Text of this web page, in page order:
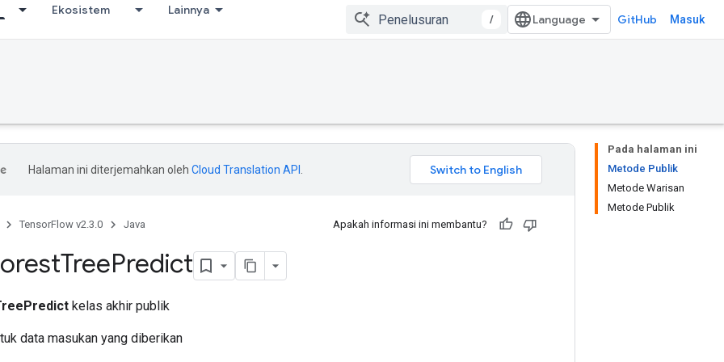
Ekosistem Lainnya
/ GitHub Masuk
Pada halaman ini
Metode Publik
Metode Warisan
Metode Publik
Halaman ini diterjemahkan oleh Cloud Translation API
TensorFlow v2.3.0 Java Apakah informasi ini membantu?
TreePredict
kelas akhir publik
data masukan yang diberikan